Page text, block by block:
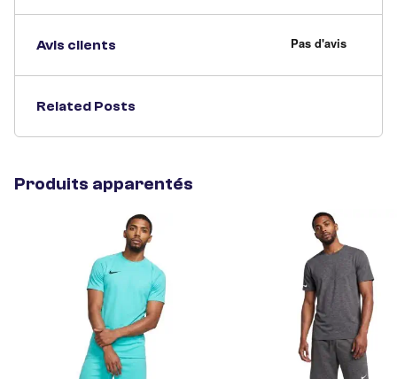
Avis clients
Related Posts
Produits apparentés